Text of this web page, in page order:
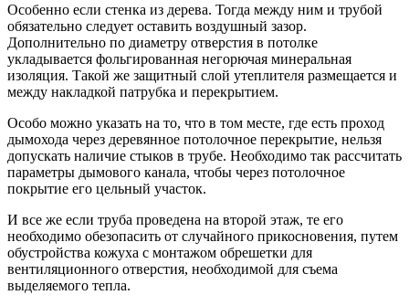
Особенно если стенка из дерева. Тогда между ним и трубой
обязательно следует оставить воздушный зазор.
Дополнительно по диаметру отверстия в потолке
укладывается фольгированная негорючая минеральная
изоляция. Такой же защитный слой утеплителя размещается и
между накладкой патрубка и перекрытием.
Особо можно указать на то, что в том месте, где есть проход
дымохода через деревянное потолочное перекрытие, нельзя
допускать наличие стыков в трубе. Необходимо так рассчитать
параметры дымового канала, чтобы через потолочное
покрытие его цельный участок.
И все же если труба проведена на второй этаж, те его
необходимо обезопасить от случайного прикосновения, путем
обустройства кожуха с монтажом обрешетки для
вентиляционного отверстия, необходимой для съема
выделяемого тепла.